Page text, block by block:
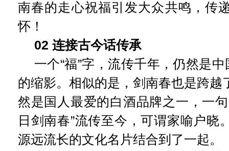
南春的走心祝福引发大众共鸣，传
怀！
02 连接古今话传承
一个“福”字，流传千年，仍然是中
的缩影。相似的是，剑南春也是跨越
然是国人最爱的白酒品牌之一，一
日剑南春”流传至今，可谓家喻户晓
源远流长的文化名片结合到了一起。